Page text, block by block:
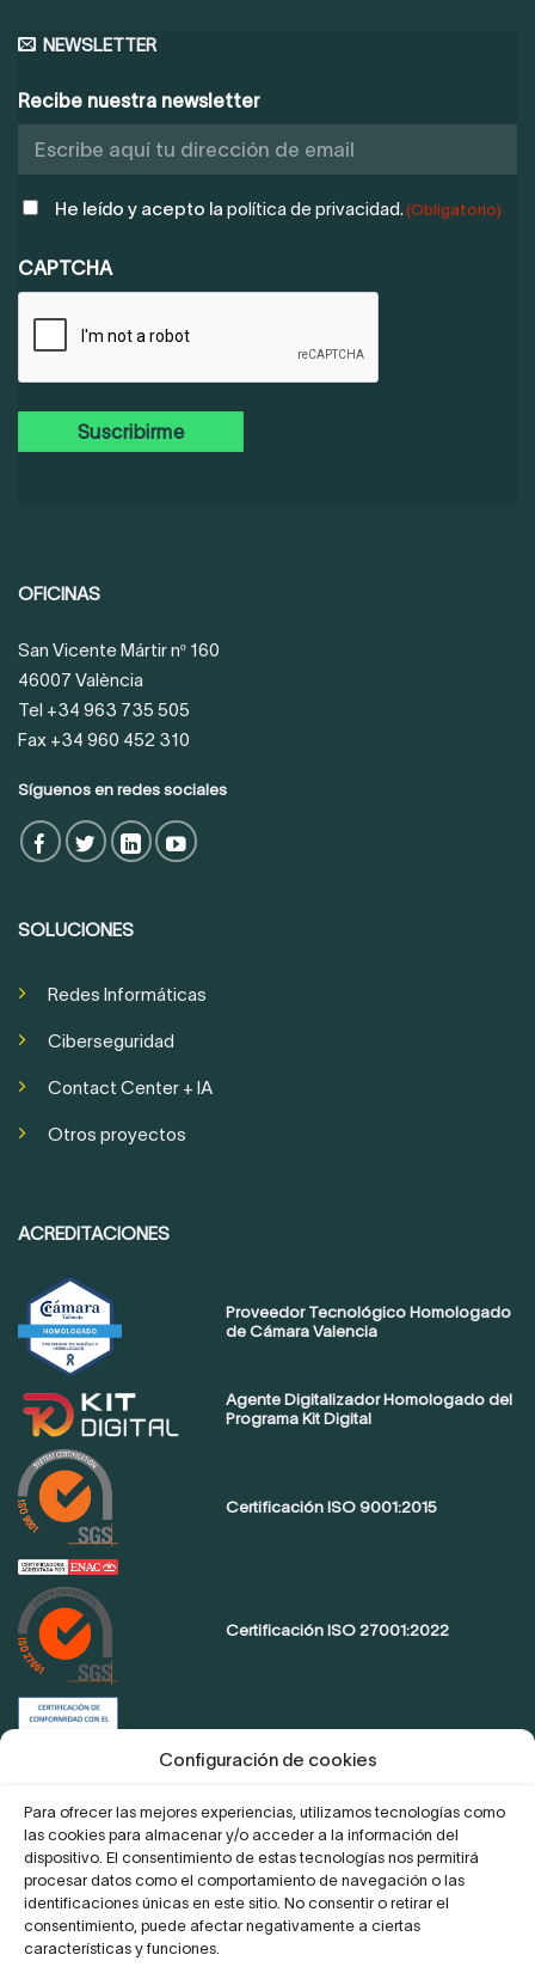
Configuración de cookies
Para ofrecer las mejores experiencias, utilizamos tecnologías como
las cookies para almacenar y/o acceder a la información del
dispositivo. El consentimiento de estas tecnologías nos permitirá
procesar datos como el comportamiento de navegación o las
identificaciones únicas en este sitio. No consentir o retirar el
consentimiento, puede afectar negativamente a ciertas
características y funciones.
OFICINAS
San Vicente Mártir nº 160
46007 València
Tel +34 963 735 505
Fax +34 960 452 310
Síguenos en redes sociales
SOLUCIONES
Redes Informáticas
Ciberseguridad
Contact Center + IA
Otros proyectos
ACREDITACIONES
Proveedor Tecnológico Homologado
de Cámara Valencia
Agente Digitalizador Homologado del
Programa Kit Digital
Certificación ISO 9001:2015
Certificación ISO 27001:2022
ENS
Proyecto Digitaliza Teletrabajo
NEWSLETTER
Recibe nuestra newsletter
POLÍTICA
PRIVACIDAD
(OBLIGATORIO)
He leído y acepto la política de privacidad. (Obligatorio)
CAPTCHA